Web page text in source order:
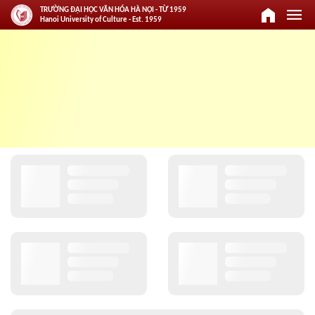
TRƯỜNG ĐẠI HỌC VĂN HÓA HÀ NỘI - TỪ 1959
Hanoi University of Culture - Est. 1959
home menu